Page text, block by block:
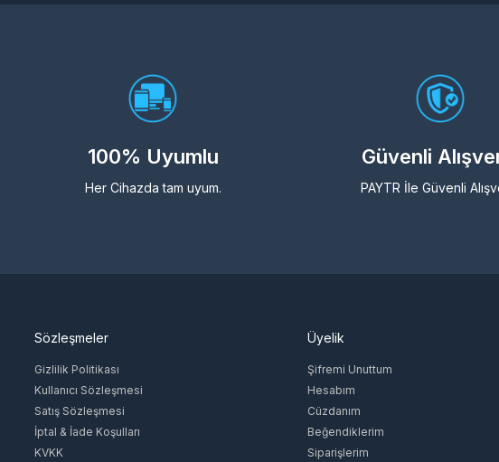
100% Uyumlu
Her Cihazda tam uyum.
Güvenli
PAYTR İle Güvenli
Sözleşmeler
Gizlilik Politikası
Kullanıcı Sözleşmesi
Satış Sözleşmesi
İptal & İade Koşulları
KVKK
Üyelik
Şifremi Unuttum
Hesabım
Cüzdanım
Beğendiklerim
Siparişlerim